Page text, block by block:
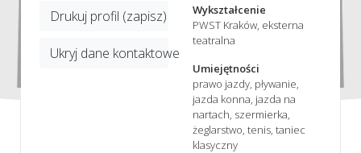
Drukuj profil (zapisz)
Ukryj dane kontaktowe
Wykształcenie
PWST Kraków, eksterna
teatralna
Umiejętności
prawo jazdy, pływanie,
jazda konna, jazda na
nartach, szermierka,
żeglarstwo, tenis, taniec
klasyczny